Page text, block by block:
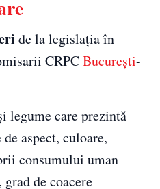
de la legislația în
CRPCBucurești-
legume care prezintă
aspect, culoare,
consumului uman
de coacere